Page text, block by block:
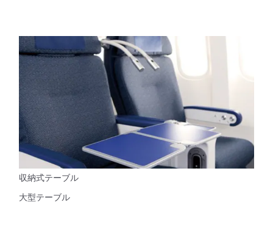
収納式テーブル
大型テーブル